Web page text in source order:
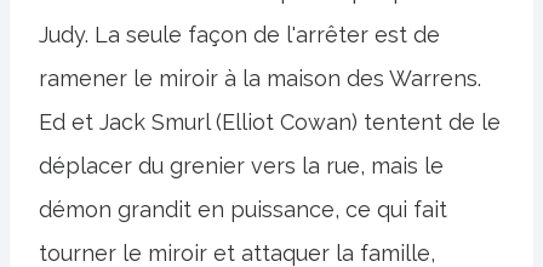
Judy. La seule façon de l'arrêter est de
ramener le miroir à la maison des Warrens.
Ed et Jack Smurl (Elliot Cowan) tentent de le
déplacer du grenier vers la rue, mais le
démon grandit en puissance, ce qui fait
tourner le miroir et attaquer la famille,